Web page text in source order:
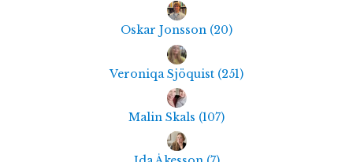
Oskar Jonsson (20)
Veroniqa Sjöquist (251)
Malin Skals (107)